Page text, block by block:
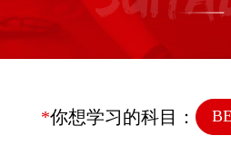
*你想学习的科目：